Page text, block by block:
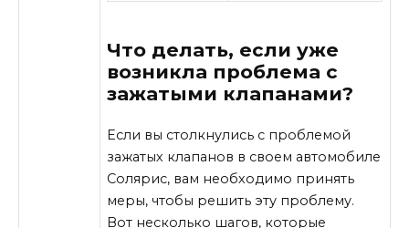
Что делать, если уже
возникла проблема с
зажатыми клапанами?
Если вы столкнулись с проблемой
зажатых клапанов в своем автомобиле
Солярис, вам необходимо принять
меры, чтобы решить эту проблему.
Вот несколько шагов, которые